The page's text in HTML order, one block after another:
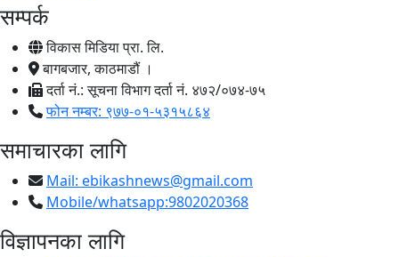
सम्पर्क
विकास मिडिया प्रा. लि.
बागबजार, काठमाडौं ।
दर्ता नं.: सूचना विभाग दर्ता नं. ४७२/०७४-७५
फोन नम्बर: ९७७-०१-५३१५८६४
समाचारका लागि
Mail: ebikashnews@gmail.com
Mobile/whatsapp:9802020368
विज्ञापनका लागि